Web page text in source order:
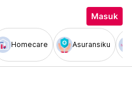
Masuk
Homecare Asuransiku